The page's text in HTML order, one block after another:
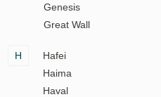
Genesis
Great Wall
H
Hafei
Haima
Haval